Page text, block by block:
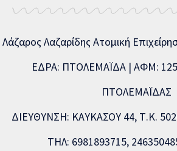
Λάζαρος Λαζαρίδης Ατομική
ΕΔΡΑ: ΠΤΟΛΕΜΑΪΔΑ | ΑΦΜ:
ΠΤΟΛΕΜΑΪΔΑΣ
ΔΙΕΥΘΥΝΣΗ: ΚΑΥΚΑΣΟΥ 44, Τ.Κ.
ΤΗΛ: 6981893715,